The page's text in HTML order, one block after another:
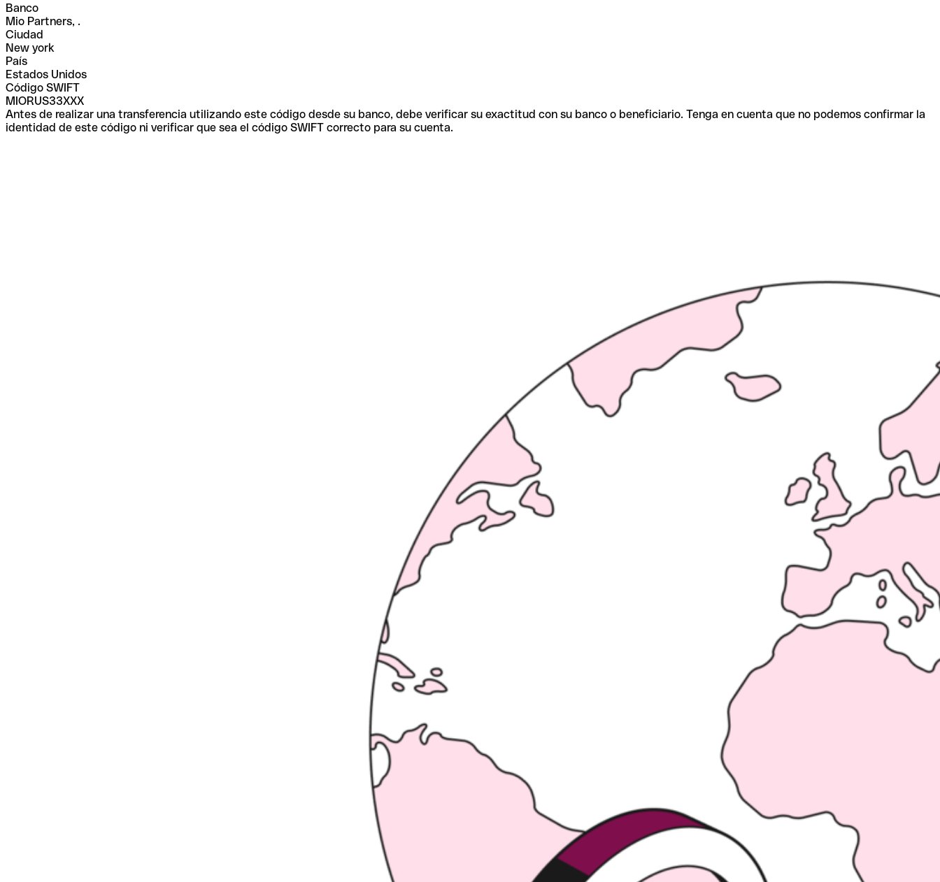
Banco
Mio Partners, .
Ciudad
New york
País
Estados Unidos
Código SWIFT
MIORUS33XXX
Antes de realizar una transferencia utilizando este código desde su banco, debe verificar su exactitud con su banco o beneficiario. Tenga en cuenta que no podemos confirmar la
identidad de este código ni verificar que sea el código SWIFT correcto para su cuenta.